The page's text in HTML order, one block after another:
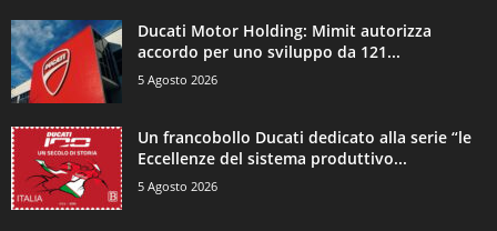
Ducati Motor Holding: Mimit autorizza
accordo per uno sviluppo da 121...
5 Agosto 2026
Un francobollo Ducati dedicato alla serie “le
Eccellenze del sistema produttivo...
5 Agosto 2026